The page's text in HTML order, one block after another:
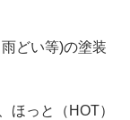
どい等)の塗装
ほっと（HOT）